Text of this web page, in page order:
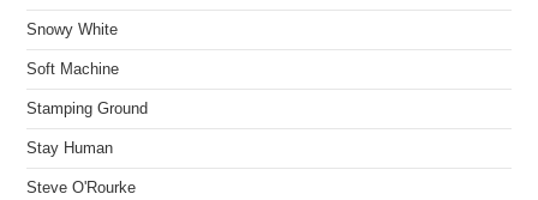
Snowy White
Soft Machine
Stamping Ground
Stay Human
Steve O'Rourke